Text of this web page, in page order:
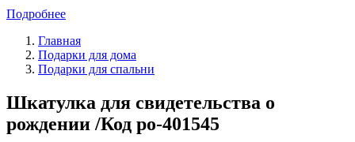
Подробнее
Главная
Подарки для дома
Подарки для спальни
Шкатулка для свидетельства о
рождении /Код po-401545